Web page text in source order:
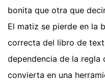
bonita que otra que
El matiz se pierde en la
correcta del libro de
dependencia de la regla
convierta en una